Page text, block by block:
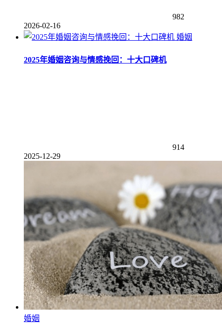
982
2026-02-16
婚姻
2025年婚姻咨询与情感挽回：十大口碑机
914
2025-12-29
婚姻